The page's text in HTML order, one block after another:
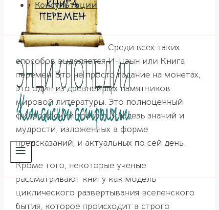
Консультации
Среди всех таких
способов выделяется И-Цзын или Книга
перемен. Это не просто гадание на монетах,
это один из древнейших памятников
мировой литературы. Это полноценный
философский трактат, кладезь знаний и
мудрости, изложенных в форме
предсказаний, и актуальных по сей день.
Кроме того, некоторые ученые
рассматривают книгу как модель
циклического развертывания вселенского
бытия, которое происходит в строго